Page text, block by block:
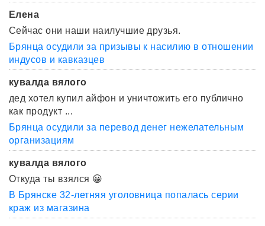
Елена
Сейчас они наши наилучшие друзья.
Брянца осудили за призывы к насилию в отношении
индусов и кавказцев
кувалда вялого
дед хотел купил айфон и уничтожить его публично
как продукт ...
Брянца осудили за перевод денег нежелательным
организациям
кувалда вялого
Откуда ты взялся 😀
В Брянске 32-летняя уголовница попалась серии
краж из магазина